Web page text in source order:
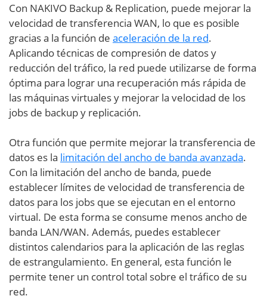
Con NAKIVO Backup & Replication, puede mejorar la
velocidad de transferencia WAN, lo que es posible
gracias a la función de aceleración de la red.
Aplicando técnicas de compresión de datos y
reducción del tráfico, la red puede utilizarse de forma
óptima para lograr una recuperación más rápida de
las máquinas virtuales y mejorar la velocidad de los
jobs de backup y replicación.
Otra función que permite mejorar la transferencia de
datos es la limitación del ancho de banda avanzada.
Con la limitación del ancho de banda, puede
establecer límites de velocidad de transferencia de
datos para los jobs que se ejecutan en el entorno
virtual. De esta forma se consume menos ancho de
banda LAN/WAN. Además, puedes establecer
distintos calendarios para la aplicación de las reglas
de estrangulamiento. En general, esta función le
permite tener un control total sobre el tráfico de su
red.